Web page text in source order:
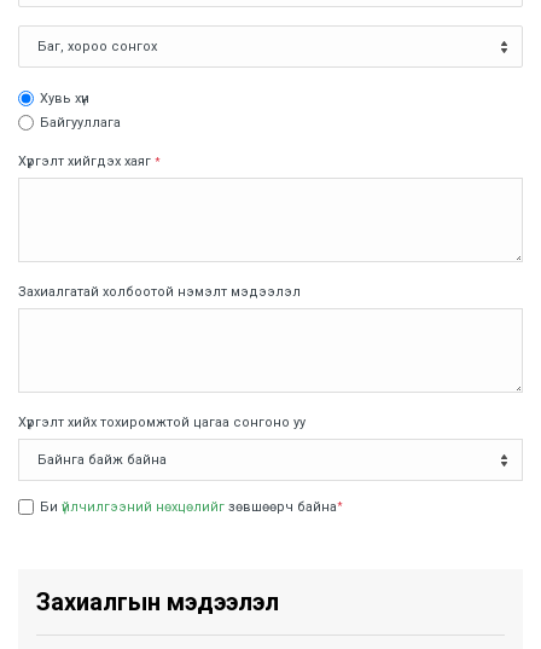
Хувь хүн
Байгууллага
Хүргэлт хийгдэх хаяг *
Захиалгатай холбоотой нэмэлт мэдээлэл
Хүргэлт хийх тохиромжтой цагаа сонгоно уу
Би үйлчилгээний нөхцөлийг зөвшөөрч байна*
Захиалгын мэдээлэл